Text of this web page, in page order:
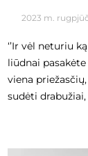
2023 m.
‘’Ir vėl neturiu
liūdnai
viena
sudėti
lengvai
interjero, bei